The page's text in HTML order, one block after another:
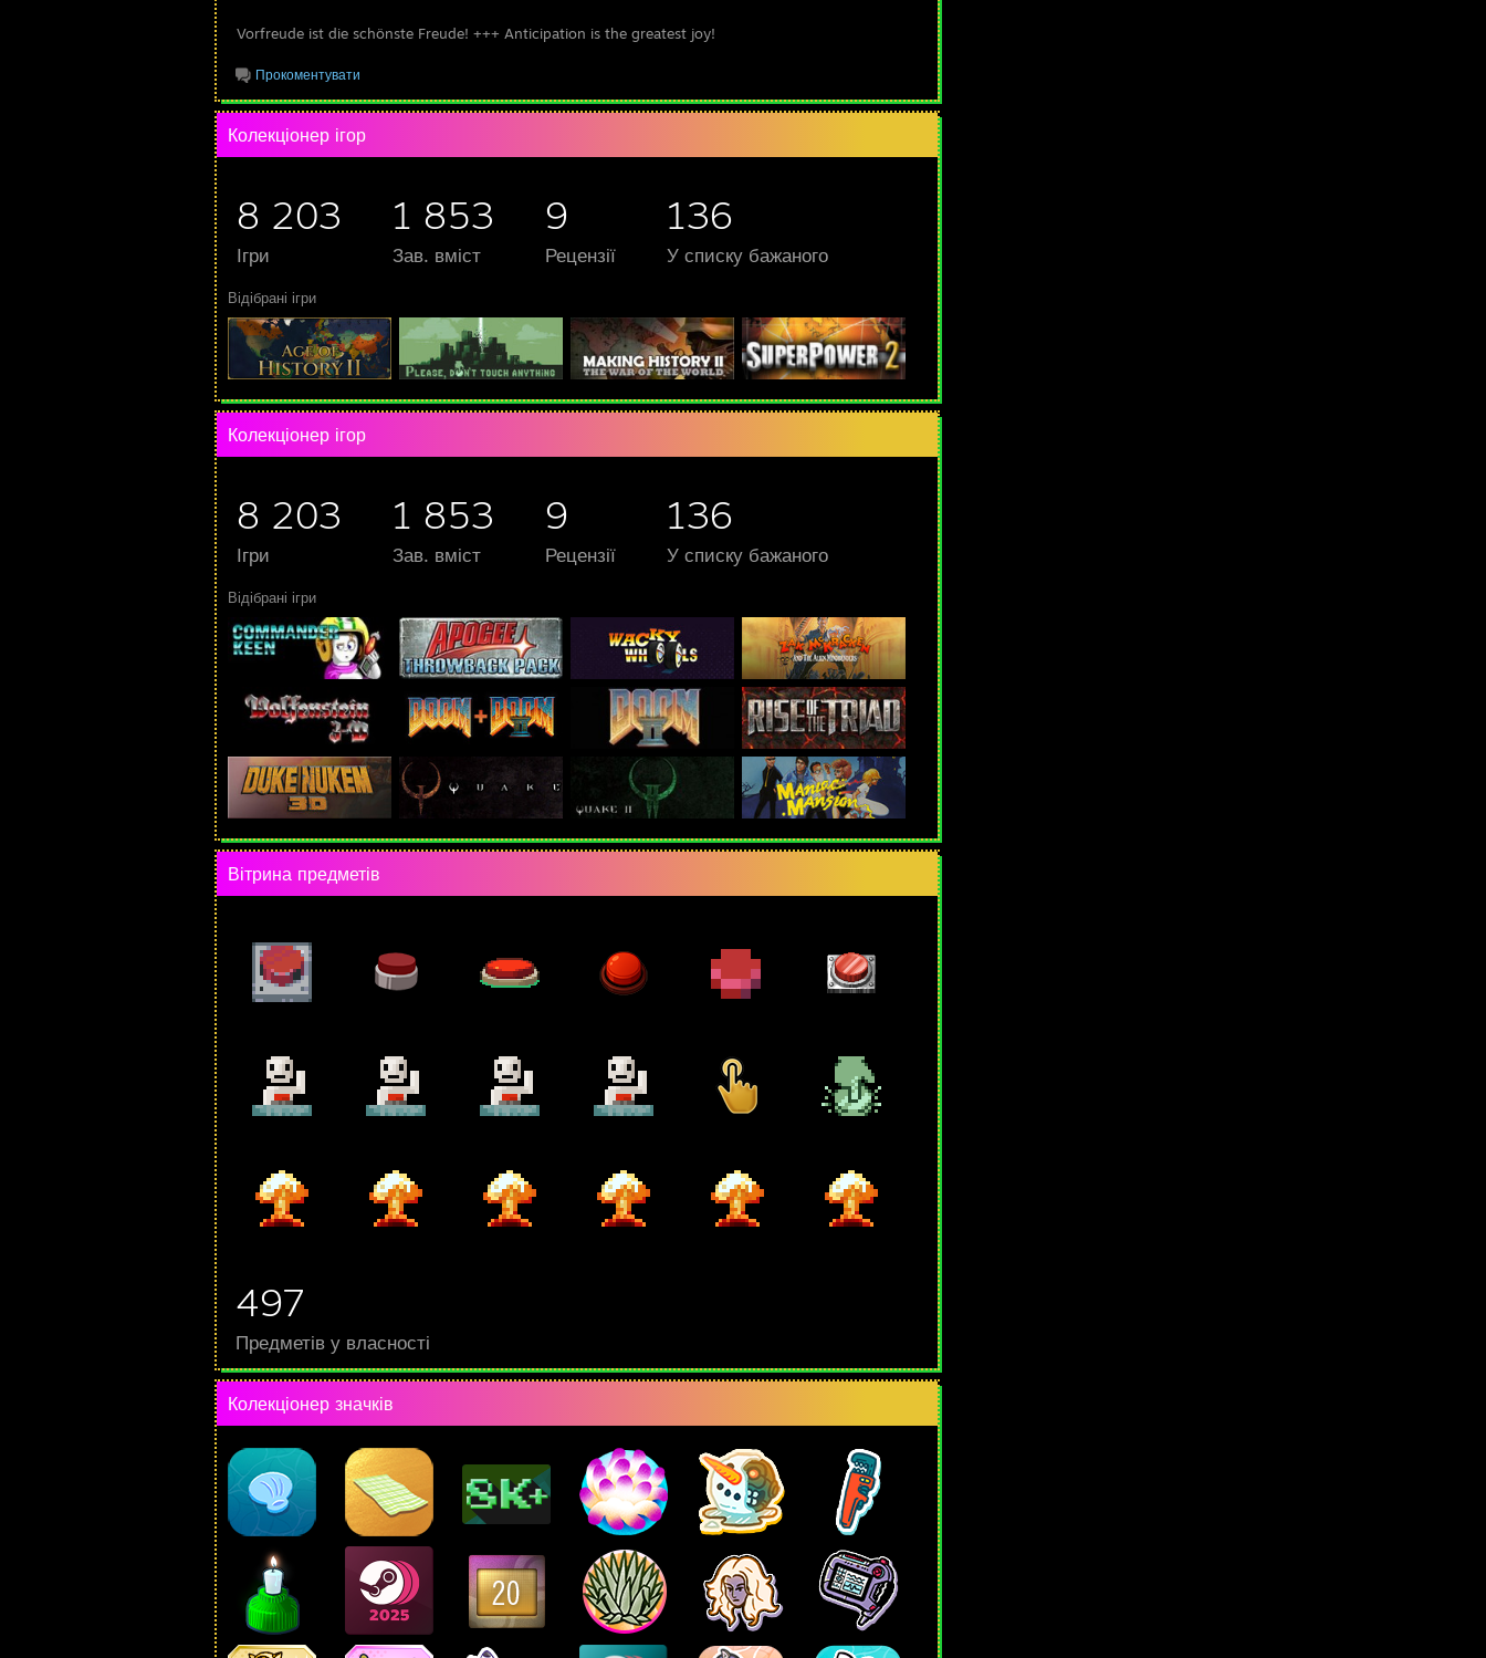
Vorfreude ist die schönste Freude! +++ Anticipation is the greatest joy!
Прокоментувати
Колекціонер ігор
8 203
Ігри
1 853
Зав. вміст
9
Рецензії
136
У списку бажаного
Відібрані ігри
Колекціонер ігор
8 203
Ігри
1 853
Зав. вміст
9
Рецензії
136
У списку бажаного
Відібрані ігри
Вітрина предметів
497
Предметів у власності
Колекціонер значків